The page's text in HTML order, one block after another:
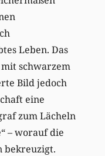
Leben. Das
schwarzem
Bild jedoch
eine
zum Lächeln
– worauf die
bekreuzigt.